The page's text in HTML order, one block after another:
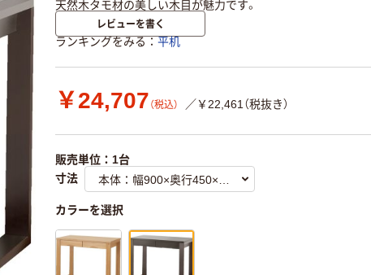
天然木タモ材の美しい木目が魅力です。
レビューを書く
ランキングをみる 平机
￥24,707 （税込） ／￥22,461（税抜き）
販売単位：1台
寸法
カラーを選択